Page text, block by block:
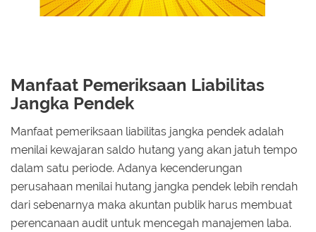
Manfaat Pemeriksaan Liabilitas
Jangka Pendek
Manfaat pemeriksaan liabilitas jangka pendek adalah
menilai kewajaran saldo hutang yang akan jatuh tempo
dalam satu periode. Adanya kecenderungan
perusahaan menilai hutang jangka pendek lebih rendah
dari sebenarnya maka akuntan publik harus membuat
perencanaan audit untuk mencegah manajemen laba.